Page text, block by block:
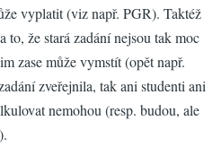
vyplatit (viz např. PGR). Taktéž
to, že stará zadání nejsou tak moc
zase může vymstít (opět např.
zveřejnila, tak ani studenti ani
nemohou (resp. budou, ale